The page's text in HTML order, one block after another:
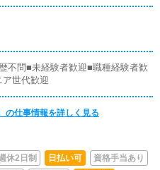
を行っていただきます。キャストの
不問■未経験者歓迎■職種経験者歓
世代歓迎
の仕事情報を詳しく見る
休2日制 日払い可
資格手当あり